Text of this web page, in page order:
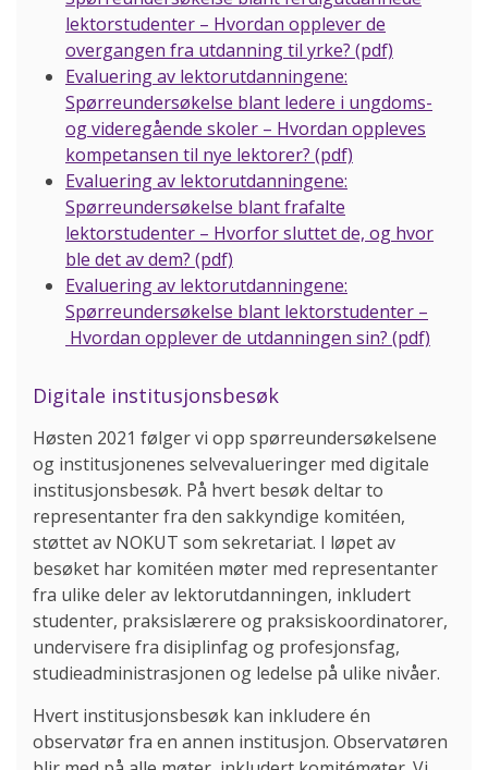
lektorstudenter – Hvordan opplever de
overgangen fra utdanning til yrke? (pdf)
Evaluering av lektorutdanningene:
Spørreundersøkelse blant ledere i ungdoms-
og videregående skoler – Hvordan oppleves
kompetansen til nye lektorer? (pdf)
Evaluering av lektorutdanningene:
Spørreundersøkelse blant frafalte
lektorstudenter – Hvorfor sluttet de, og hvor
ble det av dem? (pdf)
Evaluering av lektorutdanningene:
Spørreundersøkelse blant lektorstudenter –
Hvordan opplever de utdanningen sin? (pdf)
Digitale institusjonsbesøk
Høsten 2021 følger vi opp spørreundersøkelsene
og institusjonenes selvevalueringer med digitale
institusjonsbesøk. På hvert besøk deltar to
representanter fra den sakkyndige komitéen,
støttet av NOKUT som sekretariat. I løpet av
besøket har komitéen møter med representanter
fra ulike deler av lektorutdanningen, inkludert
studenter, praksislærere og praksiskoordinatorer,
undervisere fra disiplinfag og profesjonsfag,
studieadministrasjonen og ledelse på ulike nivåer.
Hvert institusjonsbesøk kan inkludere én
observatør fra en annen institusjon. Observatøren